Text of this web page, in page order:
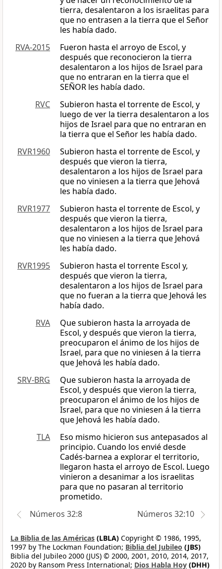
tierra, desalentaron a los israelitas para
que no entrasen a la tierra que el Señor
les había dado.
RVA-2015
Fueron hasta el arroyo de Escol, y
después que reconocieron la tierra
desalentaron a los hijos de Israel para
que no entraran en la tierra que el
SEÑOR les había dado.
RVC
Subieron hasta el torrente de Escol, y
luego de ver la tierra desalentaron a los
hijos de Israel para que no entraran en
la tierra que el Señor les había dado.
RVR1960
Subieron hasta el torrente de Escol, y
después que vieron la tierra,
desalentaron a los hijos de Israel para
que no viniesen a la tierra que Jehová
les había dado.
RVR1977
Subieron hasta el torrente de Escol, y
después que vieron la tierra,
desalentaron a los hijos de Israel para
que no viniesen a la tierra que Jehová
les había dado.
RVR1995
Subieron hasta el torrente Escol y,
después que vieron la tierra,
desalentaron a los hijos de Israel para
que no fueran a la tierra que Jehová les
había dado.
RVA
Que subieron hasta la arroyada de
Escol, y después que vieron la tierra,
preocuparon el ánimo de los hijos de
Israel, para que no viniesen á la tierra
que Jehová les había dado.
SRV-BRG
Que subieron hasta la arroyada de
Escol, y después que vieron la tierra,
preocuparon el ánimo de los hijos de
Israel, para que no viniesen á la tierra
que Jehová les había dado.
TLA
Eso mismo hicieron sus antepasados al
principio. Cuando los envié desde
Cadés-barnea a explorar el territorio,
llegaron hasta el arroyo de Escol. Luego
vinieron a desanimar a los israelitas
para que no pasaran al territorio
prometido.
Números 32:8
Números 32:10
La Biblia de las Américas (LBLA) Copyright © 1986, 1995,
1997 by The Lockman Foundation; Biblia del Jubileo (JBS)
Biblia del Jubileo 2000 (JUS) © 2000, 2001, 2010, 2014, 2017,
2020 by Ransom Press International; Dios Habla Hoy (DHH)